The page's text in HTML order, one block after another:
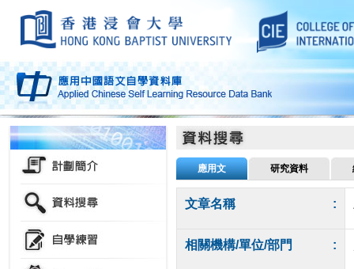
應用文 研究資料
文章名稱 :
相關機構/單位/部門 :